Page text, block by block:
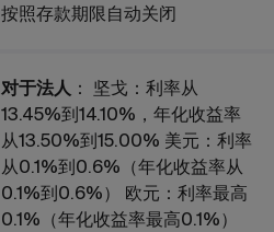
按照存款期限自动关闭
对于法人 ： 坚戈：利率从
13.45%到14.10%，年化收益率
从13.50%到15.00% 美元：利率
从0.1%到0.6%（年化收益率从
0.1%到0.6%） 欧元：利率最高
0.1%（年化收益率最高0.1%）